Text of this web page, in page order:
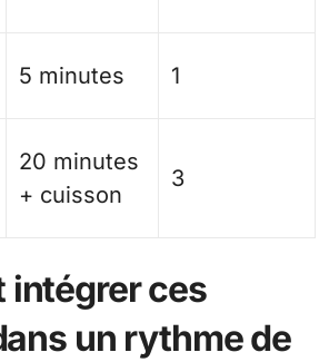
5 minutes 1
20 minutes
+ cuisson
3
intégrer ces
un rythme de